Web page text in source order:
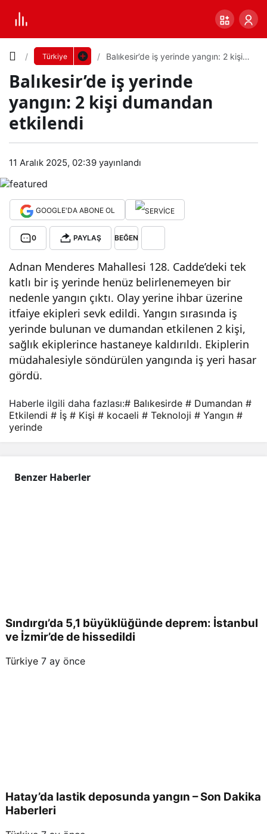
Türkiye
Balıkesir’de iş yerinde yangın: 2 kişi
Balıkesir’de iş yerinde
yangın: 2 kişi dumandan
etkilendi
11 Aralık 2025, 02:39 yayınlandı
GOOGLE'DA ABONE OL
0 PAYLAŞ BEĞEN
Adnan Menderes Mahallesi 128. Cadde’deki tek
katlı bir iş yerinde henüz belirlenemeyen bir
nedenle yangın çıktı. Olay yerine ihbar üzerine
itfaiye ekipleri sevk edildi. Yangın sırasında iş
yerinde bulunan ve dumandan etkilenen 2 kişi,
sağlık ekiplerince hastaneye kaldırıldı. Ekiplerin
müdahalesiyle söndürülen yangında iş yeri hasar
gördü.
Balı
r’de
iş
nde
yan
gın:
kişi
and
Yazı
Boyutunu
Ayarla
Varsayılana
0 PAYLAŞ
Haberle ilgili daha fazlası:# Balıkesirde # Dumandan #
Etkilendi # İş # Kişi # kocaeli # Teknoloji # Yangın #
yerinde
Benzer Haberler
Sındırgı’da 5,1 büyüklüğünde deprem: İstanbul
ve İzmir’de de hissedildi
Türkiye 7 ay önce
Hatay’da lastik deposunda yangın – Son Dakika
Haberleri